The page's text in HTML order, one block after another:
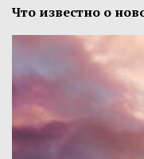
Что известно о